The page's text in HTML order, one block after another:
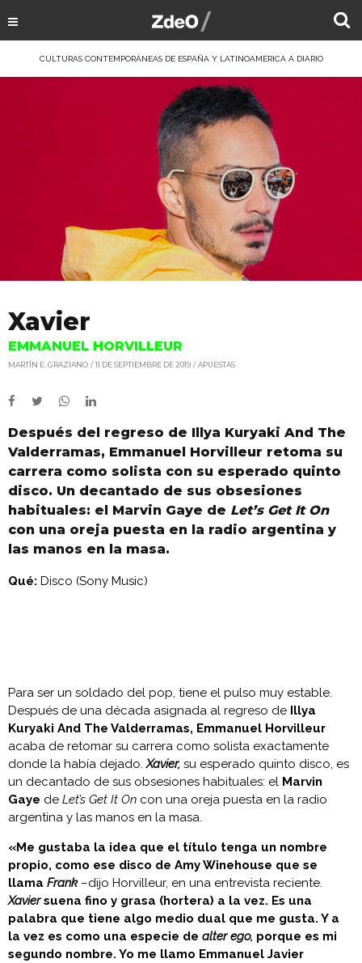
CULTURAS CONTEMPORÁNEAS DE ESPAÑA Y LATINOAMÉRICA A DIARIO
Xavier
EMMANUEL HORVILLEUR
MARTÍN E. GRAZIANO 11 DE SEPTIEMBRE DE 2019 APUESTAS
Después del regreso de Illya Kuryaki And The
Valderramas, Emmanuel Horvilleur retoma su
carrera como solista con su esperado quinto
disco. Un decantado de sus obsesiones
habituales: el Marvin Gaye de Let’s Get It On
con una oreja puesta en la radio argentina y
las manos en la masa.
Qué: Disco (Sony Music)
Para ser un soldado del pop, tiene el pulso muy estable.
Después de una década asignada al regreso de Illya
Kuryaki And The Valderramas, Emmanuel Horvilleur
acaba de retomar su carrera como solista exactamente
donde la había dejado.Xavier, su esperado quinto disco, es
un decantado de sus obsesiones habituales: el Marvin
Gaye de Let’s Get It On con una oreja puesta en la radio
argentina y las manos en la masa.
«Me gustaba la idea que el título tenga un nombre
propio, como ese disco de Amy Winehouse que se
llama Frank–dijo Horvilleur, en una entrevista reciente.
Xaviersuena fino y grasa (hortera) a la vez. Es una
palabra que tiene algo medio dual que me gusta. Y a
la vez es como una especie de alter ego, porque es mi
segundo nombre. Yo me llamo Emmanuel Javier